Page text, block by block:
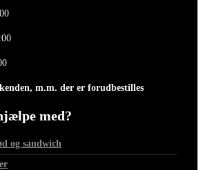
m.m. der er forudbestilles
med?
og sandwich